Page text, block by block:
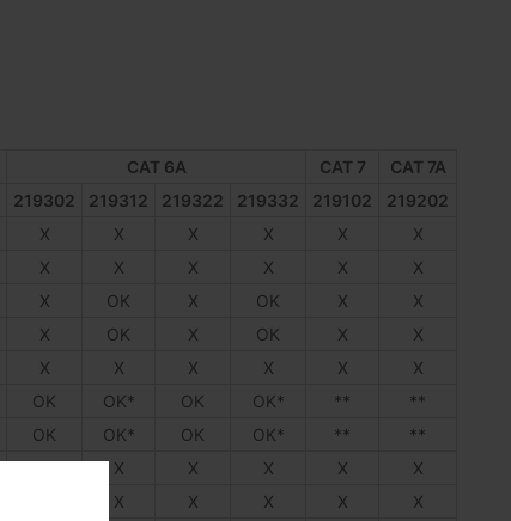
CAT 6A CAT 7
CAT 7A
219302 219312 219322 219332 219102 219202
X X X X X
X
X X X X X
X
X OK X OK X
X
X OK X OK X
X
X X X X X
X
OK OK* OK OK* **
**
OK OK* OK OK* ** **
X X X X X
X
X X X X
X